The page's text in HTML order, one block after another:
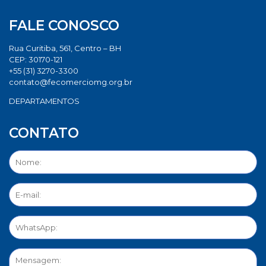
FALE CONOSCO
Rua Curitiba, 561, Centro – BH
CEP: 30170-121
+55 (31) 3270-3300
contato@fecomerciomg.org.br
DEPARTAMENTOS
CONTATO